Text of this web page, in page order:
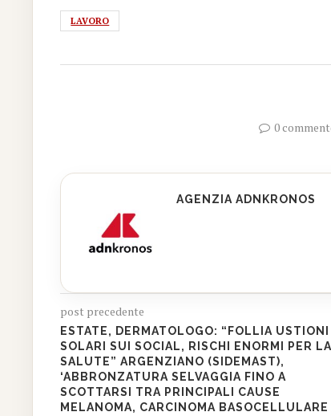
LAVORO
0
AGENZIA ADNKRONOS
post precedente
ESTATE, DERMATOLOGO: “FOLLIA USTIONI
SOLARI SUI SOCIAL, RISCHI ENORMI PER LA
SALUTE” ARGENZIANO (SIDEMAST),
‘ABBRONZATURA SELVAGGIA FINO A
SCOTTARSI TRA PRINCIPALI CAUSE
MELANOMA, CARCINOMA BASOCELLULARE